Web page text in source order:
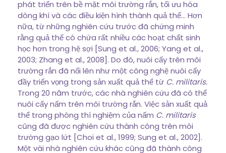
phát triển trên bề mặt môi trường rắn, tối ưu hóa
dòng khí và các điều kiện hình thành quả thể… Hơn
nữa, từ những nghiên cứu trước đã chứng minh
rằng quả thể có chứa rất nhiều các hoạt chất sinh
học hơn trong hệ sợi [Sung et al., 2006; Yang et al.,
2003; Zhang et al., 2008]. Do đó, nuôi cấy trên môi
trường rắn đã nổi lên như một công nghệ nuôi cấy
đầy triển vọng trong sản xuất quả thể từ C. militaris.
Trong 20 năm trước, các nhà nghiên cứu đã có thể
nuôi cấy nấm trên môi trường rắn. Việc sản xuất quả
thể trong phòng thí nghiệm của nấm C. militaris
cũng đã được nghiên cứu thành công trên môi
trường gạo lứt [Choi et al., 1999; Sung et al., 2002].
Một vài nhà nghiên cứu khác cũng đã thành công